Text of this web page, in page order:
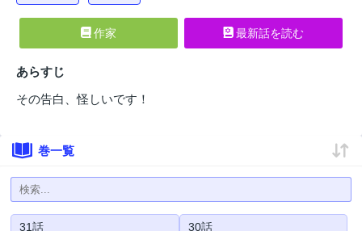
作家 最新話を読む
あらすじ
その告白、怪しいです！
巻一覧
31話 30話